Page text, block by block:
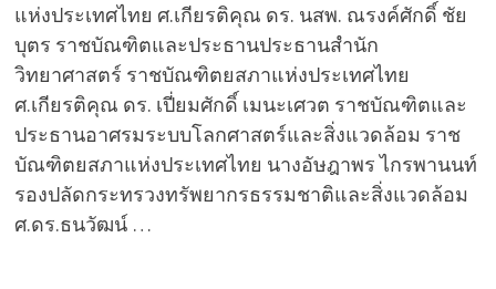
แห่งประเทศไทย ศ.เกียรติคุณ ดร. นสพ. ณรงค์ศักดิ์ ชัย
บุตร ราชบัณฑิตและประธานประธานสำนัก
วิทยาศาสตร์ ราชบัณฑิตยสภาแห่งประเทศไทย
ศ.เกียรติคุณ ดร. เปี่ยมศักดิ์ เมนะเศวต ราชบัณฑิตและ
ประธานอาศรมระบบโลกศาสตร์และสิ่งแวดล้อม ราช
บัณฑิตยสภาแห่งประเทศไทย นางอัษฎาพร ไกรพานนท์
รองปลัดกระทรวงทรัพยากรธรรมชาติและสิ่งแวดล้อม
ศ.ดร.ธนวัฒน์ …